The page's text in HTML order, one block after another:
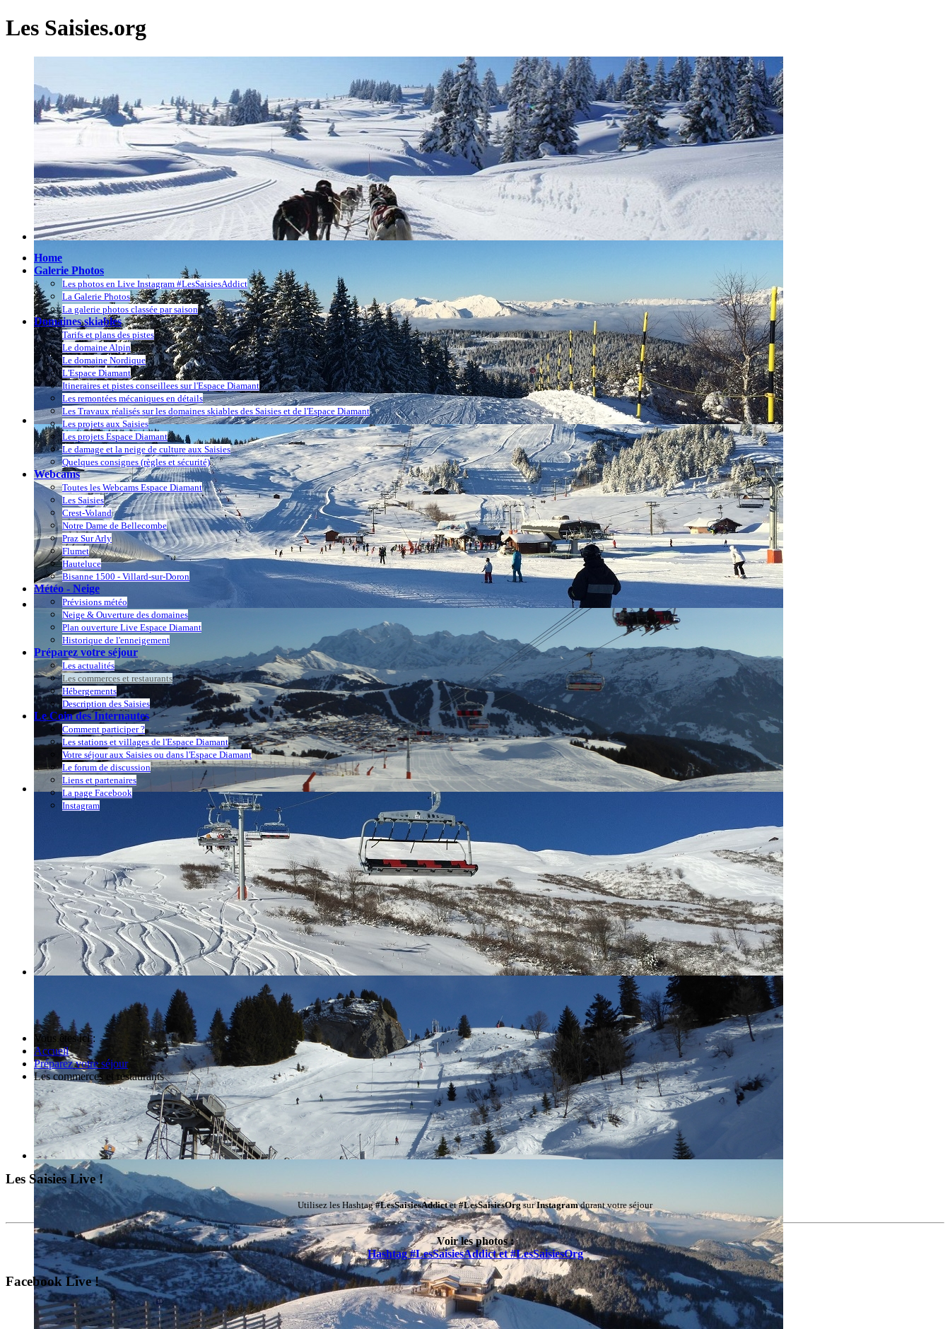
Les Saisies.org
Home
Galerie Photos
Les photos en Live Instagram #LesSaisiesAddict
La Galerie Photos
La galerie photos classée par saison
Domaines skiables
Tarifs et plans des pistes
Le domaine Alpin
Le domaine Nordique
L'Espace Diamant
Itineraires et pistes conseillees sur l'Espace Diamant
Les remontées mécaniques en détails
Les Travaux réalisés sur les domaines skiables des Saisies et de l'Espace Diamant
Les projets aux Saisies
Les projets Espace Diamant
Le damage et la neige de culture aux Saisies
Quelques consignes (règles et sécurité)
Webcams
Toutes les Webcams Espace Diamant
Les Saisies
Crest-Voland
Notre Dame de Bellecombe
Praz Sur Arly
Flumet
Hauteluce
Bisanne 1500 - Villard-sur-Doron
Météo - Neige
Prévisions météo
Neige & Ouverture des domaines
Plan ouverture Live Espace Diamant
Historique de l'enneigement
Préparez votre séjour
Les actualités
Les commerces et restaurants
Hébergements
Description des Saisies
Le Coin des Internautes
Comment participer ?
Les stations et villages de l'Espace Diamant
Votre séjour aux Saisies ou dans l'Espace Diamant
Le forum de discussion
Liens et partenaires
La page Facebook
Instagram
Vous êtes ici :
Accueil
Préparez votre séjour
Les commerces et restaurants
Les Saisies Live !
Utilisez les Hashtag#LesSaisiesAddictet#LesSaisiesOrgsurInstagramdurant votre séjour
Voir les photos :
Hashtag #LesSaisiesAddict et #LesSaisiesOrg
Facebook Live !